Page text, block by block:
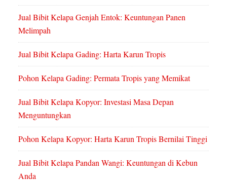
Jual Bibit Kelapa Genjah Entok: Keuntungan Panen
Melimpah
Jual Bibit Kelapa Gading: Harta Karun Tropis
Pohon Kelapa Gading: Permata Tropis yang Memikat
Jual Bibit Kelapa Kopyor: Investasi Masa Depan
Menguntungkan
Pohon Kelapa Kopyor: Harta Karun Tropis Bernilai Tinggi
Jual Bibit Kelapa Pandan Wangi: Keuntungan di Kebun
Anda